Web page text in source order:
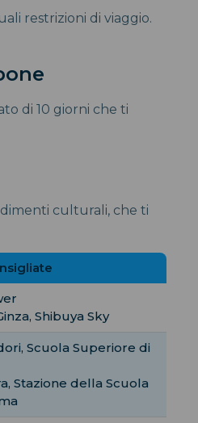
restrizioni di viaggio.
di 10 giorni che ti
culturali, che ti
Shibuya Sky
Scuola Superiore di
Stazione della Scuola